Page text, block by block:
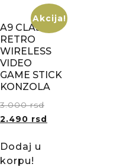
Akcija!
A9 CLASSIC
RETRO
WIRELESS
VIDEO
GAME STICK
KONZOLA
3.000rsd
2.490 rsd
Dodaj u
korpu!